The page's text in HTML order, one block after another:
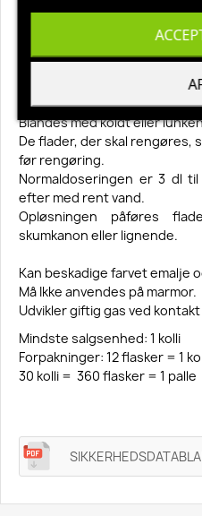
Afrenser
kombinationer af kalk og
risikoen for dannelsen af
Anvendelse:
Blandes med koldt eller
De flader, der skal rengøres,
før rengøring.
Normaldoseringen er 3 dl
efter med rent vand.
Opløsningen påføres
skumkanon eller lignende.
Kan beskadige farvet emalje
Må Ikke anvendes på marmor.
Udvikler giftig gas ved kontakt
Mindste salgsenhed: 1 kolli
Forpakninger: 12 flasker = 1
30 kolli = 360 flasker = 1 palle